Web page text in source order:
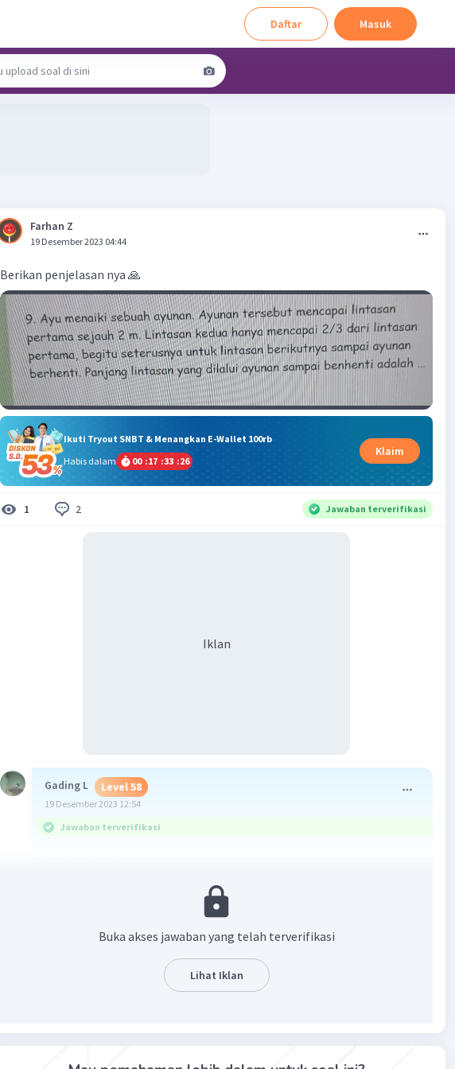
Daftar Masuk
Farhan Z
19 Desember 2023 04:44
Berikan penjelasan nya 🙏
Ikuti Tryout SNBT & Menangkan E-Wallet 100rb
Habis dalam
00 :17 :33 :25
Klaim
1 2 Jawaban terverifikasi
Iklan
Gading L Level 58
19 Desember 2023 12:54
Jawaban terverifikasi
Buka akses jawaban yang telah terverifikasi
Lihat Iklan